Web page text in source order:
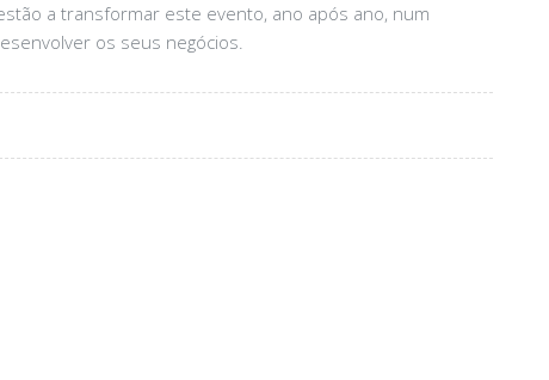
a transformar este evento, ano após ano, num
os seus negócios.